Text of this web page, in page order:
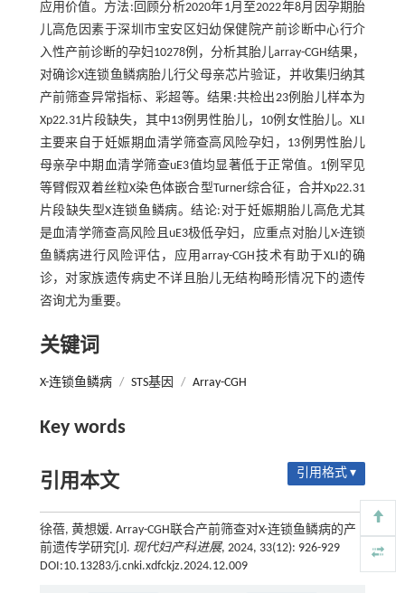
应用价值。方法:回顾分析2020年1月至2022年8月因孕期胎
儿高危因素于深圳市宝安区妇幼保健院产前诊断中心行介
入性产前诊断的孕妇10278例，分析其胎儿array-CGH结果，
对确诊X连锁鱼鳞病胎儿行父母亲芯片验证，并收集归纳其
产前筛查异常指标、彩超等。结果:共检出23例胎儿样本为
Xp22.31片段缺失，其中13例男性胎儿，10例女性胎儿。XLI
主要来自于妊娠期血清学筛查高风险孕妇，13例男性胎儿
母亲孕中期血清学筛查uE3值均显著低于正常值。1例罕见
等臂假双着丝粒X染色体嵌合型Turner综合征，合并Xp22.31
片段缺失型X连锁鱼鳞病。结论:对于妊娠期胎儿高危尤其
是血清学筛查高风险且uE3极低孕妇，应重点对胎儿X-连锁
鱼鳞病进行风险评估，应用array-CGH技术有助于XLI的确
诊，对家族遗传病史不详且胎儿无结构畸形情况下的遗传
咨询尤为重要。
关键词
X-连锁鱼鳞病 / STS基因 / Array-CGH
Key words
引用本文 引用格式 ▾
徐蓓, 黄想媛. Array-CGH联合产前筛查对X-连锁鱼鳞病的产
前遗传学研究[J]. 现代妇产科进展, 2024, 33(12): 926-929
DOI:10.13283/j.cnki.xdfckjz.2024.12.009